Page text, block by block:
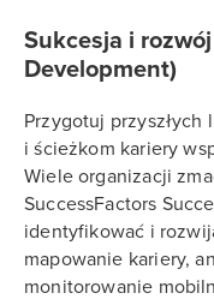
Sukcesja i
Development)
Przygotuj
i ścieżkom kariery
Wiele organizacji
SuccessFactors
identyfikować i
mapowanie kariery,
monitorowanie